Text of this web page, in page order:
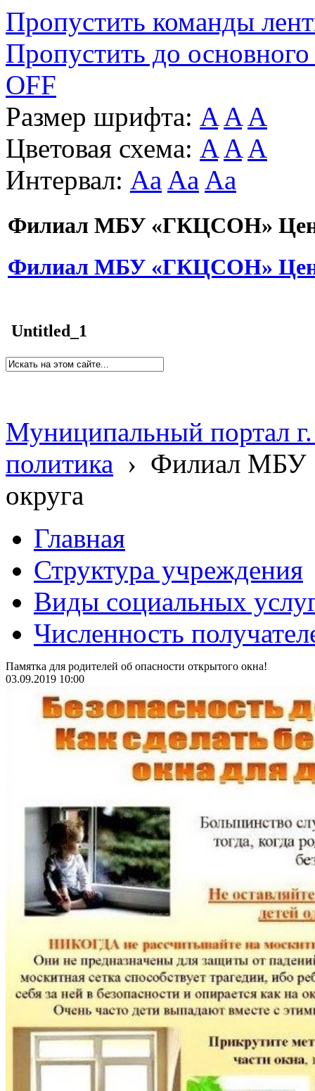
Пропустить команды
Пропустить до основного
OFF
Размер шрифта: A A A
Цветовая схема: A A A
Интервал: Aa Aa Aa
Филиал МБУ «ГКЦСОН»
Филиал МБУ «ГКЦСОН»
Untitled_1
Муниципальный портал
политика › Филиал МБУ
округа
Главная
Структура учреждения
Виды социальных
Численность
Памятка для родителей об опасности открытого окна!
03.09.2019 10:00